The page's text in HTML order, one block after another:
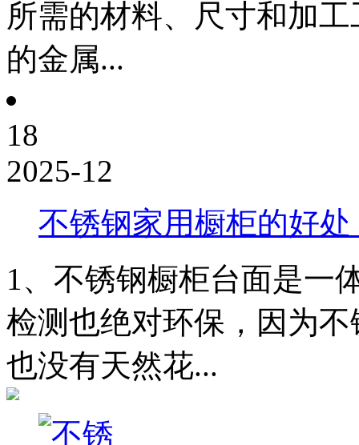
所需的材料、尺寸和加
的金属...
18
2025-12
不锈钢家用橱柜的好处
1、不锈钢橱柜台面是一
检测也绝对环保，因为
也没有天然花...